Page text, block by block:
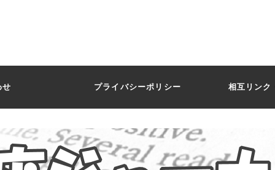
せ プライバシーポリシー 相互リンク